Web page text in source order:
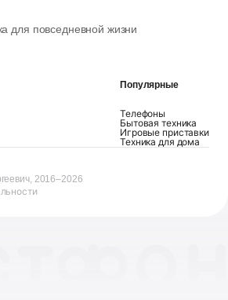
для повседневной жизни
Популярные
Телефоны
Бытовая техника
Игровые приставки
Техника для дома
2016–2026